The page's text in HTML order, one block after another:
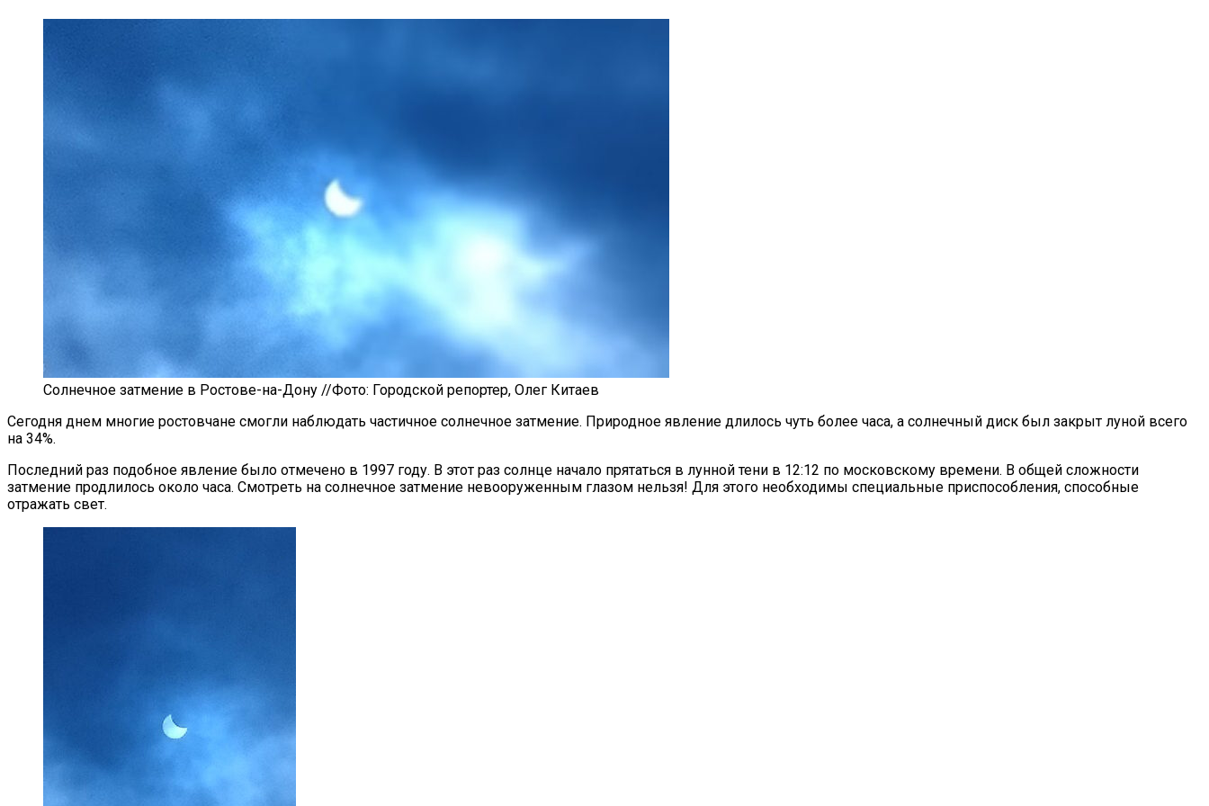
Солнечное затмение в Ростове-на-Дону //Фото: Городской репортер, Олег Китаев
Сегодня днем многие ростовчане смогли наблюдать частичное солнечное затмение. Природное явление длилось чуть более часа, а солнечный диск был закрыт луной всего
на 34%.
Последний раз подобное явление было отмечено в 1997 году. В этот раз солнце начало прятаться в лунной тени в 12:12 по московскому времени. В общей сложности
затмение продлилось около часа. Смотреть на солнечное затмение невооруженным глазом нельзя! Для этого необходимы специальные приспособления, способные
отражать свет.